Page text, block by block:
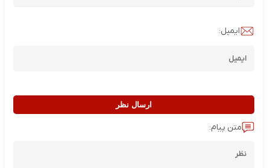
ایمیل:
ارسال نظر
متن پیام: